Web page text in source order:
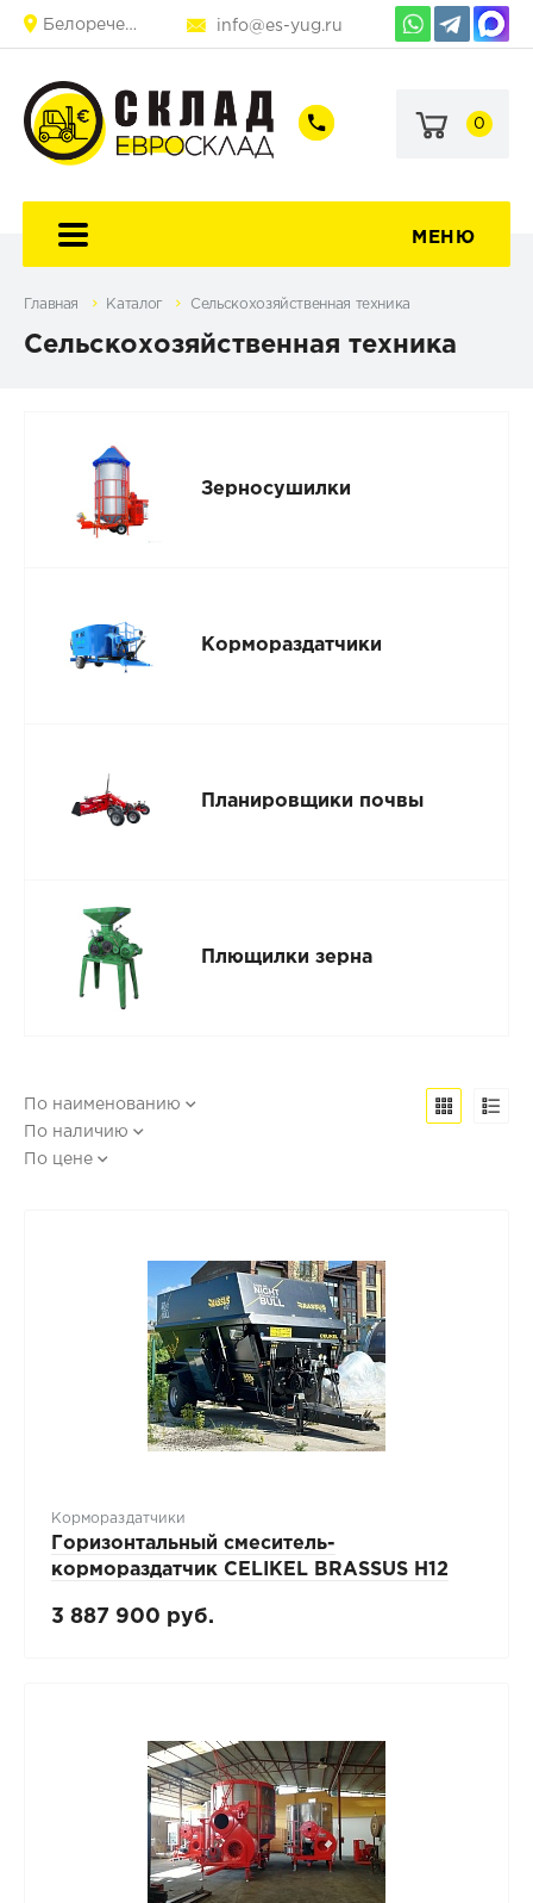
Белореченск info@es-yug.ru
+7
60-
+7
69-
0
МЕНЮ
Главная Каталог Сельскохозяйственная техника
Сельскохозяйственная техника
Зерносушилки
Кормораздатчики
Планировщики почвы
Плющилки зерна
По наименованию
По наличию
По цене
Кормораздатчики
Горизонтальный смеситель-
кормораздатчик CELIKEL BRASSUS H12
3 887 900 руб.